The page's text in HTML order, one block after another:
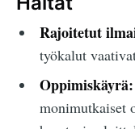
Rajoitetut
työkalut
Oppimiskäyrä:
monimutkaiset